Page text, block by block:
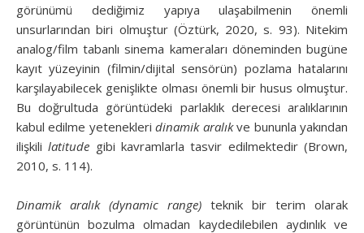
görünümü dediğimiz yapıya ulaşabilmenin önemli
unsurlarından biri olmuştur (Öztürk, 2020, s. 93). Nitekim
analog/film tabanlı sinema kameraları döneminden bugüne
kayıt yüzeyinin (filmin/dijital sensörün) pozlama hatalarını
karşılayabilecek genişlikte olması önemli bir husus olmuştur.
Bu doğrultuda görüntüdeki parlaklık derecesi aralıklarının
kabul edilme yetenekleridinamik aralıkve bununla yakından
ilişkili latitude gibi kavramlarla tasvir edilmektedir (Brown,
2010, s. 114).
Dinamik aralık (dynamic range) teknik bir terim olarak
görüntünün bozulma olmadan kaydedilebilen aydınlık ve